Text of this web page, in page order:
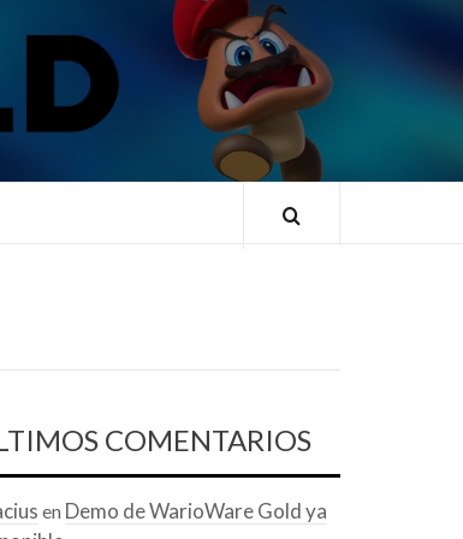
COMENTARIOS
en Demo de WarioWare Gold ya